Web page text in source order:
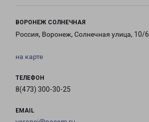
ВОРОНЕЖ СОЛНЕЧНАЯ
Россия, Воронеж, Солнечная улица, 10/6
на карте
ТЕЛЕФОН
8(473) 300-30-25
EMAIL